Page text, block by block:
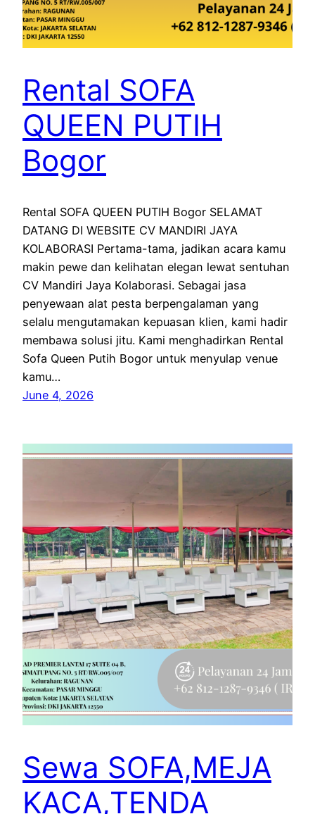
Rental SOFA
QUEEN PUTIH
Bogor
Rental SOFA QUEEN PUTIH Bogor SELAMAT
DATANG DI WEBSITE CV MANDIRI JAYA
KOLABORASI Pertama-tama, jadikan acara kamu
makin pewe dan kelihatan elegan lewat sentuhan
CV Mandiri Jaya Kolaborasi. Sebagai jasa
penyewaan alat pesta berpengalaman yang
selalu mengutamakan kepuasan klien, kami hadir
membawa solusi jitu. Kami menghadirkan Rental
Sofa Queen Putih Bogor untuk menyulap venue
kamu…
June 4, 2026
Sewa SOFA,MEJA
KACA,TENDA